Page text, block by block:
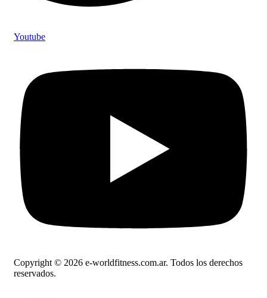
Youtube
Copyright © 2026 e-worldfitness.com.ar. Todos los derechos
reservados.